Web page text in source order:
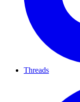
Threads